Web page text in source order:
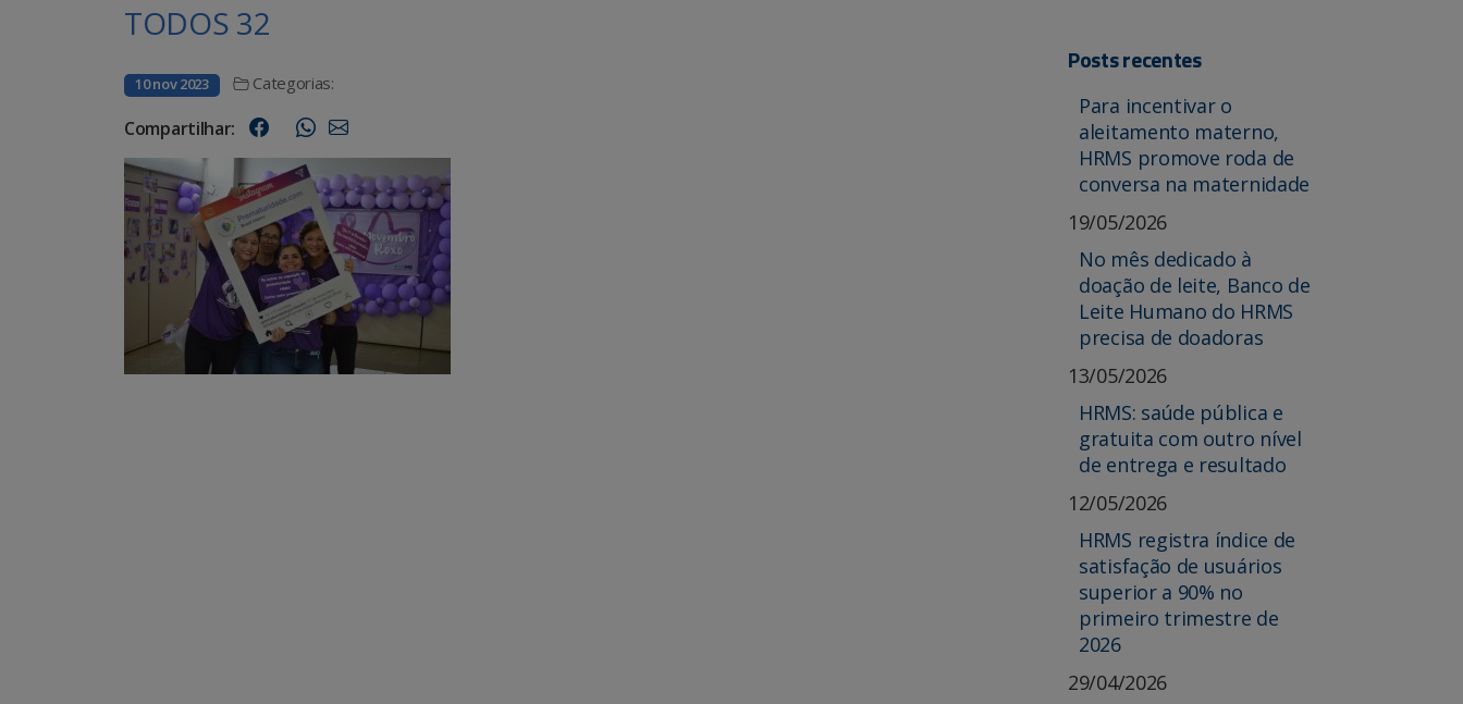
TODOS 32
10 nov 2023 Categorias:
Compartilhar:
Posts recentes
Para incentivar o
aleitamento materno,
HRMS promove roda de
conversa na maternidade
19/05/2026
No mês dedicado à
doação de leite, Banco de
Leite Humano do HRMS
precisa de doadoras
13/05/2026
HRMS: saúde pública e
gratuita com outro nível
de entrega e resultado
12/05/2026
HRMS registra índice de
satisfação de usuários
superior a 90% no
primeiro trimestre de
2026
29/04/2026